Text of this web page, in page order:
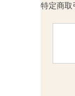
特定商取